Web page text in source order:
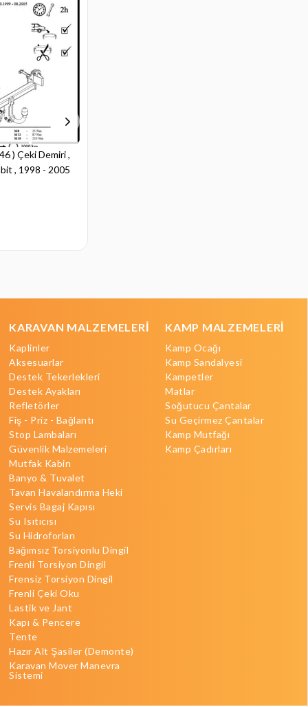
) Çeki Demiri ,
, 1998 - 2005
KARAVAN MALZEMELERİ
Kaplinler
Aksesuarlar
Destek Tekerlekleri
Destek Ayakları
Refletörler
Fiş - Priz - Bağlantı
Stop Lambaları
Güvenlik Malzemeleri
Mutfak Kabin
Banyo & Tuvalet
Tavan Havalandırma Heki
Servis Bagaj Kapısı
Su Isıtıcısı
Su Hidroforları
Bağımsız Torsiyonlu Dingil
Frenli Torsiyon Dingil
Frensiz Torsiyon Dingil
Frenli Çeki Oku
Lastik ve Jant
Kapı & Pencere
Tente
Hazır Alt Şasiler (Demonte)
Karavan Mover Manevra
Sistemi
KAMP MALZEMELERİ
Kamp Ocağı
Kamp Sandalyesi
Kampetler
Matlar
Soğutucu Çantalar
Su Geçirmez Çantalar
Kamp Mutfağı
Kamp Çadırları